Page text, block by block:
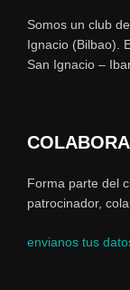
Somos un club
Ignacio (Bilbao).
San Ignacio –
COLABORA
Forma parte del
patrocinador,
envianos tus